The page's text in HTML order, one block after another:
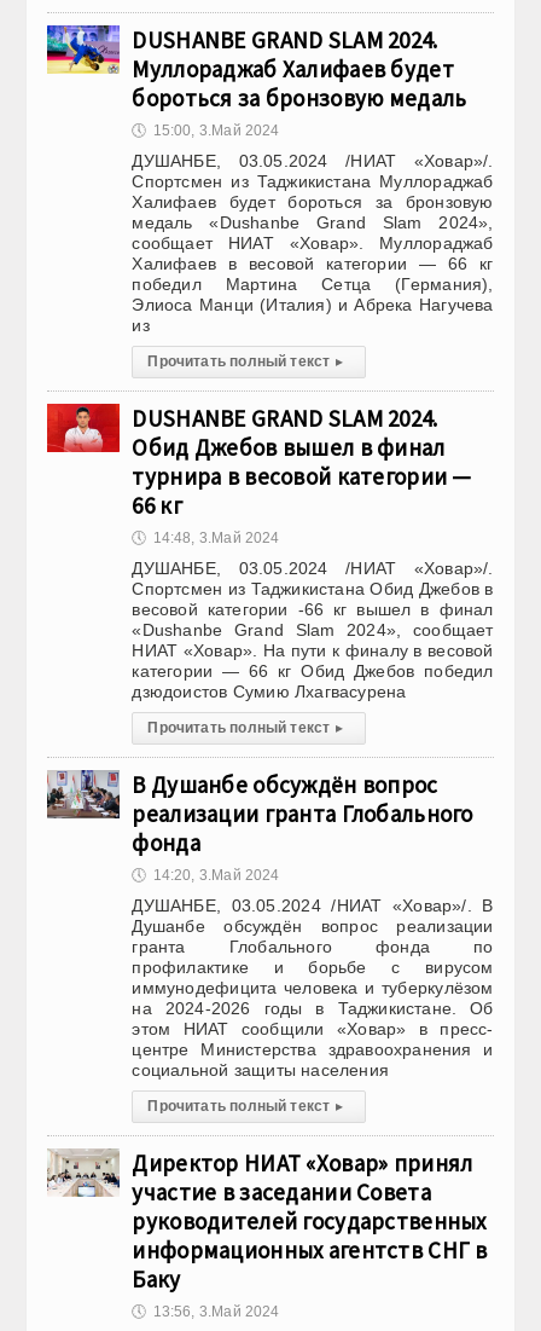
DUSHANBE GRAND SLAM 2024.
Муллораджаб Халифаев будет
бороться за бронзовую медаль
🕔 15:00, 3.Май 2024
ДУШАНБЕ, 03.05.2024 /НИАТ «Ховар»/.
Спортсмен из Таджикистана Муллораджаб
Халифаев будет бороться за бронзовую
медаль «Dushanbe Grand Slam 2024»,
сообщает НИАТ «Ховар». Муллораджаб
Халифаев в весовой категории — 66 кг
победил Мартина Сетца (Германия),
Элиоса Манци (Италия) и Абрека Нагучева
из
Прочитать полный текст ▸
DUSHANBE GRAND SLAM 2024.
Обид Джебов вышел в финал
турнира в весовой категории —
66 кг
🕔 14:48, 3.Май 2024
ДУШАНБЕ, 03.05.2024 /НИАТ «Ховар»/.
Спортсмен из Таджикистана Обид Джебов в
весовой категории -66 кг вышел в финал
«Dushanbe Grand Slam 2024», сообщает
НИАТ «Ховар». На пути к финалу в весовой
категории — 66 кг Обид Джебов победил
дзюдоистов Сумию Лхагвасурена
Прочитать полный текст ▸
В Душанбе обсуждён вопрос
реализации гранта Глобального
фонда
🕔 14:20, 3.Май 2024
ДУШАНБЕ, 03.05.2024 /НИАТ «Ховар»/. В
Душанбе обсуждён вопрос реализации
гранта Глобального фонда по
профилактике и борьбе с вирусом
иммунодефицита человека и туберкулёзом
на 2024-2026 годы в Таджикистане. Об
этом НИАТ сообщили «Ховар» в пресс-
центре Министерства здравоохранения и
социальной защиты населения
Прочитать полный текст ▸
Директор НИАТ «Ховар» принял
участие в заседании Совета
руководителей государственных
информационных агентств СНГ в
Баку
🕔 13:56, 3.Май 2024